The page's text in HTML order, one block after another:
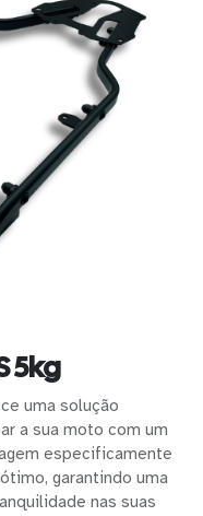
5kg
uma solução
a sua moto com um
especificamente
garantindo uma
nas suas